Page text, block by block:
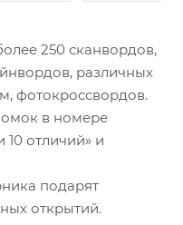
250 сканвордов,
различных
фотокроссвордов.
в номере
отличий» и
подарят
открытий.